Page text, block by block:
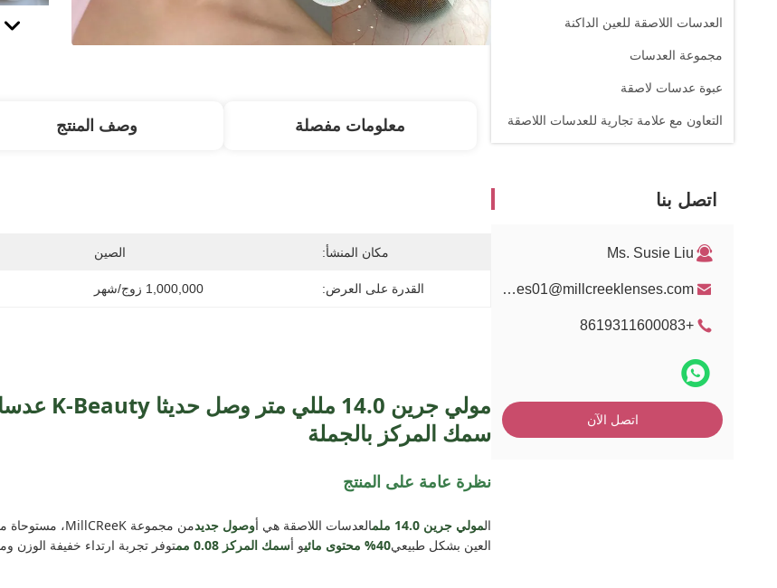
العدسات اللاصقة للعين الداكنة
مجموعة العدسات
عبوة عدسات لاصقة
التعاون مع علامة تجارية للعدسات اللاصقة
اتصل بنا
Ms. Susie Liu
sales01@millcreeklenses.com
+8619311600083
اتصل الآن
معلومات مفصلة وصف المنتج
مكان المنشأ: الصين
القدرة على العرض: 1,000,000 زوج/شهر
سمك المركز بالجملة
نظرة عامة على المنتج
المولي جرين 14.0 ملم العدسات اللاصقة هي أوصول جديدمن مجموعة MillCReeK، مستوحاة من العصر الحديث
العين بشكل طبيعي40% محتوى مائي و أسمك المركز 0.08 مم توفر تجربة ارتداء خفيفة الوزن